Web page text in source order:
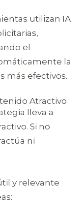
utilizan IA
el
la
más efectivos.
Atractivo
lleva a
Si no
ni
y relevante